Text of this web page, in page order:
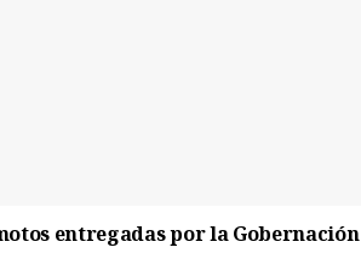
entregadas por la Gobernación